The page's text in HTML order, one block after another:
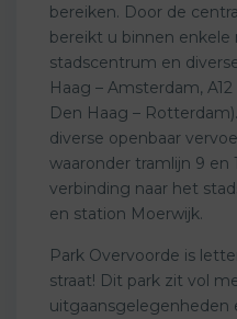
bereiken. Door de
bereikt u binnen
stadscentrum en
Haag – Amsterdam,
Den Haag –
diverse openbaar
waaronder tramlijn 9 en
verbinding naar het
en station Moerwijk.
Park Overvoorde is
straat! Dit park zit vol
uitgaansgelegenheden